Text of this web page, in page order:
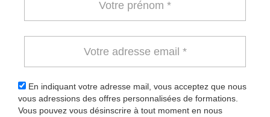
En indiquant votre adresse mail, vous acceptez que nous
vous adressions des offres personnalisées de formations.
Vous pouvez vous désinscrire à tout moment en nous